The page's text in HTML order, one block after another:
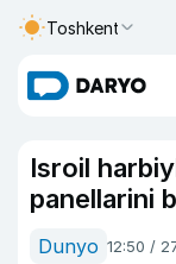
Toshkent
Isroil
panellarini
Dunyo 12:50 /